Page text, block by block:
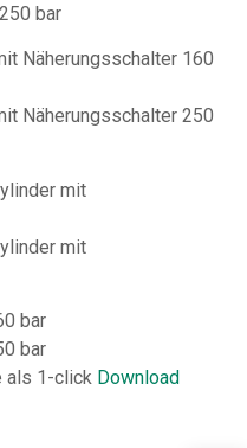
bar
Näherungsschalter 160
Näherungsschalter 250
mit
mit
bar
bar
als 1-click Download